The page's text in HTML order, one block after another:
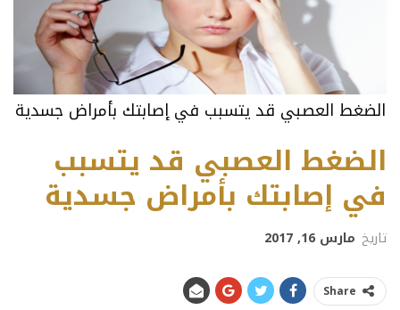
الضغط العصبي قد يتسبب في إصابتك بأمراض جسدية
الضغط العصبي قد يتسبب
في إصابتك بأمراض جسدية
تاريخ مارس 16, 2017
Share